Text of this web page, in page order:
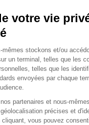
heures d’ouverture du
actions par exemple),
les échanges effectués
les échanges
gré à gré pour définir une
Ainsi, si le volume
qu’il n’y a pas assez
n’est pas en
les conditions de
ce sous-jacent ne cotent
votre vie
mêmes stockons et/ou
un terminal, telles que les
telles que les
envoyées par chaque
partenaires et nous-
précises et
vous pouvez